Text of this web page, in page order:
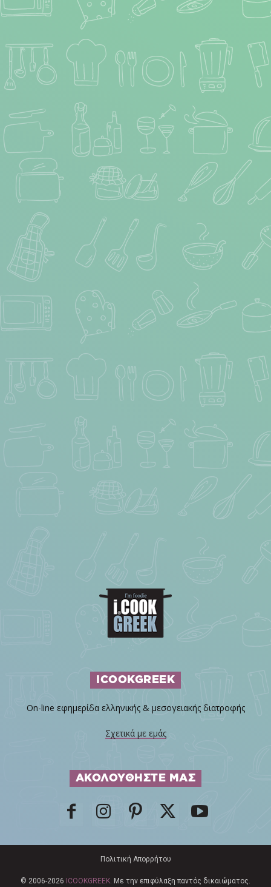
ICOOKGREEK
On-line εφημερίδα ελληνικής & μεσογειακής διατροφής
Σχετικά με εμάς
ΑΚΟΛΟΥΘΗΣΤΕ ΜΑΣ
Πολιτική Απορρήτου
© 2006-2026 ICOOKGREEK. Με την επιφύλαξη παντός δικαιώματος.